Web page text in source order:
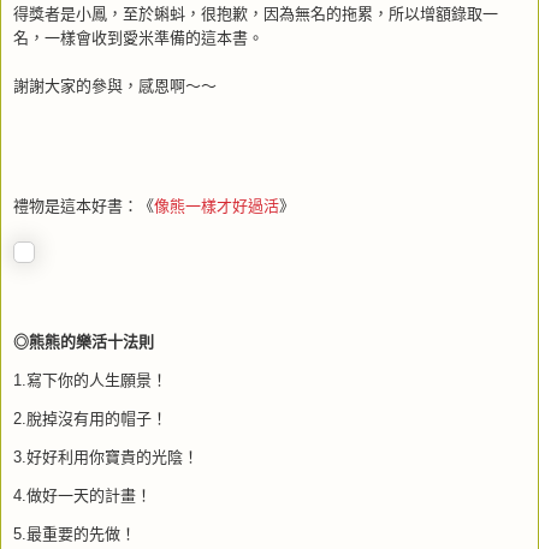
得獎者是小鳳，至於蝌蚪，很抱歉，因為無名的拖累，所以增額錄取一
名，一樣會收到愛米準備的這本書。
謝謝大家的參與，感恩啊～～
禮物是這本好書：《像熊一樣才好過活》
◎熊熊的樂活十法則
1.寫下你的人生願景！
2.脫掉沒有用的帽子！
3.好好利用你寶貴的光陰！
4.做好一天的計畫！
5.最重要的先做！